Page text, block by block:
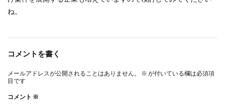
ね。
コメントを書く
メールアドレスが公開されることはありません。 ※ が付いている欄は必須項
目です
コメント ※